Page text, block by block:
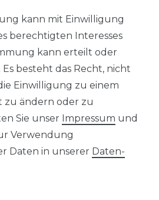
KONTAKT
mit
kann mit Einwilligung
berechtigten Interesses
kann erteilt oder
besteht das Recht, nicht
Einwilligung zu einem
ändern oder zu
Sie unser Impressum und
Verwendung
Daten in unserer Daten­